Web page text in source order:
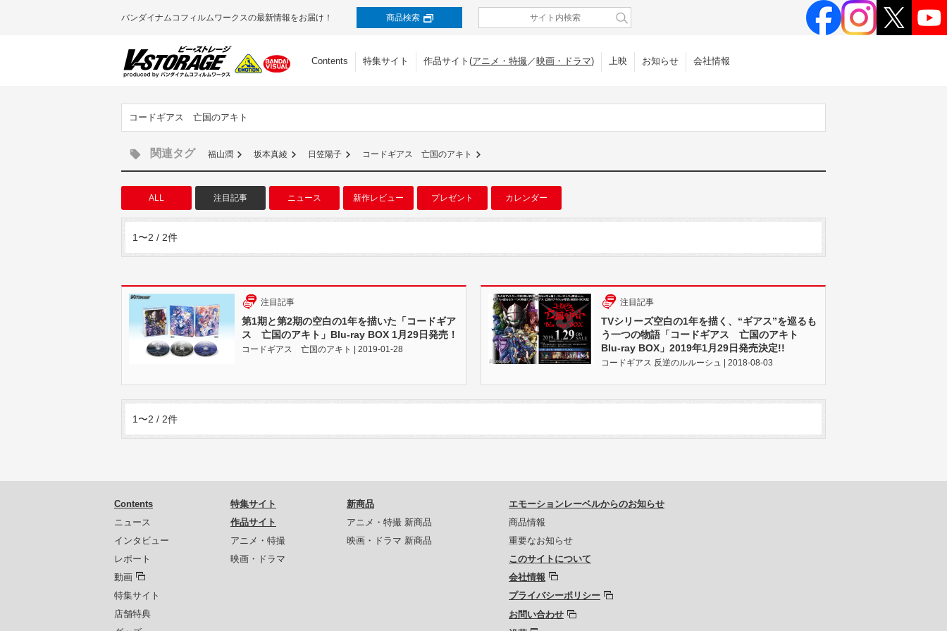
バンダイナムコフィルムワークスの最新情報をお届け！ 商品検索
Contents 特集サイト 作品サイト(アニメ・特撮／映画・ドラマ) 上映 お知らせ 会社情報
コードギアス 亡国のアキト
関連タグ 福山潤 坂本真綾 日笠陽子 コードギアス 亡国のアキト
ALL 注目記事 ニュース 新作レビュー プレゼント カレンダー
1〜2 / 2件
注目記事
第1期と第2期の空白の1年を描いた「コードギア
ス 亡国のアキト」Blu-ray BOX 1月29日発売！
コードギアス 亡国のアキト | 2019-01-28
注目記事
TVシリーズ空白の1年を描く、“ギアス”を巡るも
う一つの物語「コードギアス 亡国のアキト
Blu-ray BOX」2019年1月29日発売決定!!
コードギアス 反逆のルルーシュ | 2018-08-03
1〜2 / 2件
Contents
ニュース
インタビュー
レポート
動画
特集サイト
店舗特典
特集サイト
作品サイト
アニメ・特撮
映画・ドラマ
新商品
アニメ・特撮 新商品
映画・ドラマ 新商品
エモーションレーベルからのお知らせ
商品情報
重要なお知らせ
このサイトについて
会社情報
プライバシーポリシー
お問い合わせ